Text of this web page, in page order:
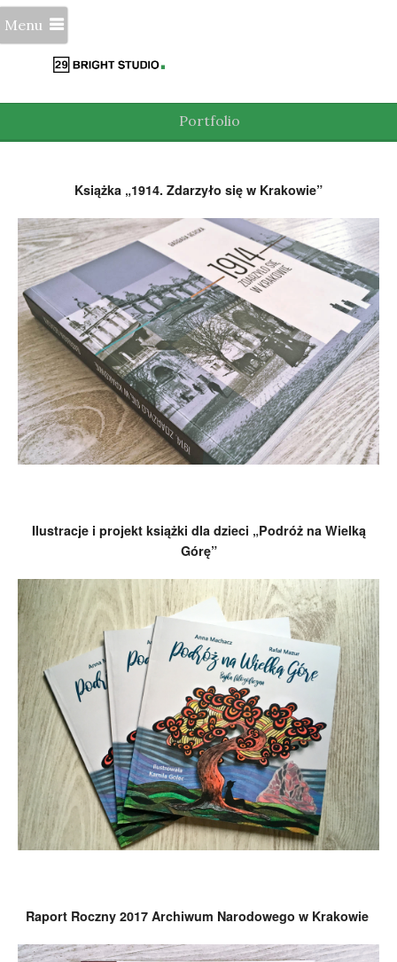
Menu
Portfolio
Książka „1914. Zdarzyło się w Krakowie”
Ilustracje i projekt książki dla dzieci „Podróż na Wielką
Górę”
Raport Roczny 2017 Archiwum Narodowego w Krakowie